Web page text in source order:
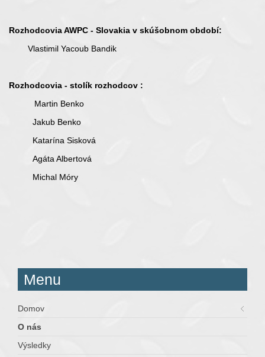
Rozhodcovia AWPC - Slovakia v skúšobnom období:
Vlastimil Yacoub Bandik
Rozhodcovia - stolík rozhodcov :
Martin Benko
Jakub Benko
Katarína Sisková
Agáta Albertová
Michal Móry
Menu
Domov
O nás
Výsledky